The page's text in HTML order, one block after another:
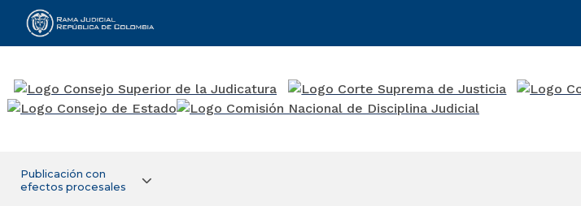
Rama Judicial
Publicación con
efectos procesales